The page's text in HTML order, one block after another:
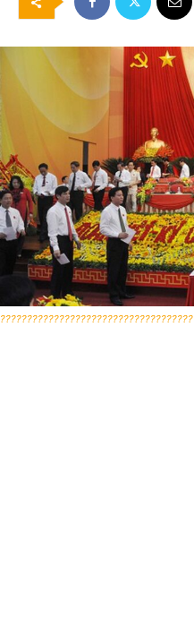
????????????????????????????????????